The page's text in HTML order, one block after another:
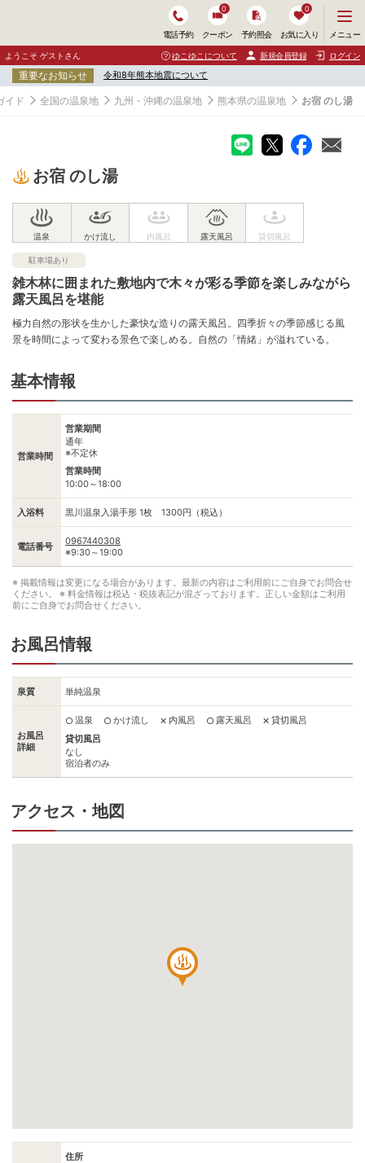
電話予約 クーポン
0
予約照会 お気に入り
0
ニ
ュ
ー
開
く
メニュー
ようこそ ゲストさん ゆこゆこについて 新規会員登録 ログイン
重要なお知らせ 令和8年熊本地震について
イド 全国の温泉地 九州・沖縄の温泉地 熊本県の温泉地 お宿 のし湯
お宿 のし湯
駐車場あり
雑木林に囲まれた敷地内で木々が彩る季節を楽しみながら
露天風呂を堪能
極力自然の形状を生かした豪快な造りの露天風呂。四季折々の季節感じる風
景を時間によって変わる景色で楽しめる。自然の「情緒」が溢れている。
基本情報
営業時間
営業期間
通年
※不定休
営業時間
10:00～18:00
入浴料 黒川温泉入湯手形 1枚 1300円（税込）
電話番号
0967440308
※9:30～19:00
※ 掲載情報は変更になる場合があります。最新の内容はご利用前にご自身でお問合せ
ください。
※ 料金情報は税込・税抜表記が混ざっております。正しい金額はご利用
前にご自身でお問合せください。
お風呂情報
泉質 単純温泉
お風呂
詳細
○ 温泉 ○ かけ流し ✕ 内風呂 ○ 露天風呂 ✕ 貸切風呂
貸切風呂
なし
宿泊者のみ
アクセス・地図
住所